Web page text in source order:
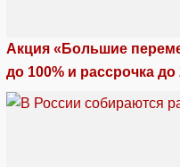
Акция «Большие
до 100% и рассрочка